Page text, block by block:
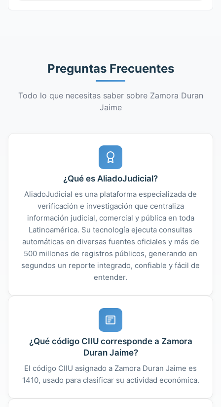
Preguntas Frecuentes
Todo lo que necesitas saber sobre Zamora Duran
Jaime
¿Qué es AliadoJudicial?
AliadoJudicial es una plataforma especializada de
verificación e investigación que centraliza
información judicial, comercial y pública en toda
Latinoamérica. Su tecnología ejecuta consultas
automáticas en diversas fuentes oficiales y más de
500 millones de registros públicos, generando en
segundos un reporte integrado, confiable y fácil de
entender.
¿Qué código CIIU corresponde a Zamora
Duran Jaime?
El código CIIU asignado a Zamora Duran Jaime es
1410, usado para clasificar su actividad económica.